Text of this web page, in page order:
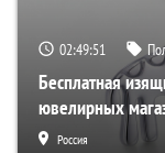
02:49:50
Бесплатная
ювелирных
Россия